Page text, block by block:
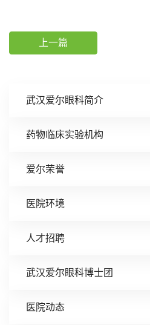
武汉爱尔眼科简介
药物临床实验机构
爱尔荣誉
医院环境
人才招聘
武汉爱尔眼科博士团
医院动态
上一篇